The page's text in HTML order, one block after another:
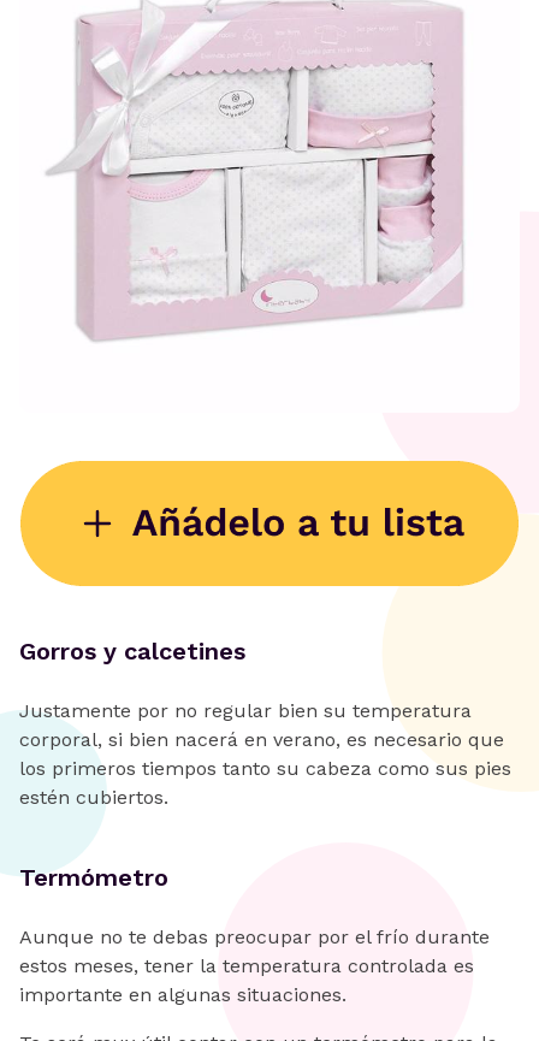
Gorros y calcetines
Justamente por no regular bien su temperatura
corporal, si bien nacerá en verano, es necesario que
los primeros tiempos tanto su cabeza como sus pies
estén cubiertos.
Termómetro
Aunque no te debas preocupar por el frío durante
estos meses, tener la temperatura controlada es
importante en algunas situaciones.